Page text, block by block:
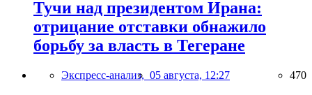
Тучи над президентом Ирана:
отрицание отставки обнажило
борьбу за власть в Тегеране
Экспресс-анализ, 05 августа, 12:27 470